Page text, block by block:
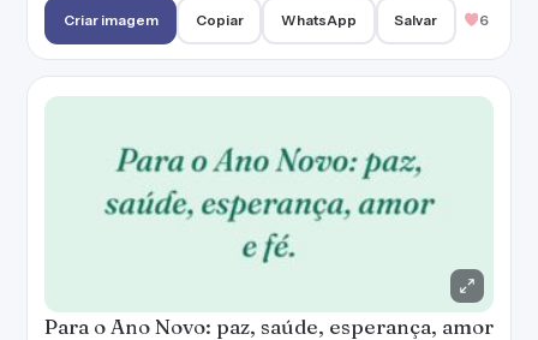
Criar imagem Copiar WhatsApp Salvar 6
Para o Ano Novo: paz, saúde, esperança, amor